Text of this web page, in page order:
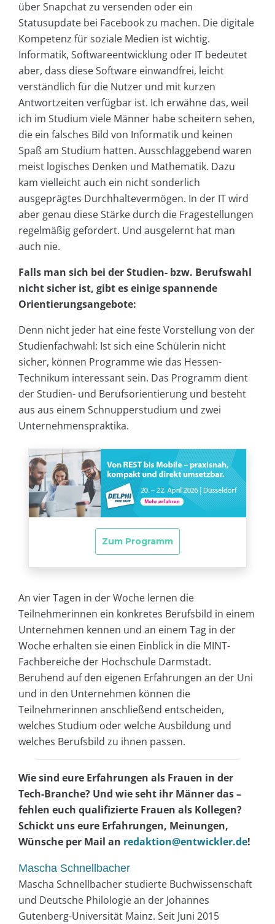
über Snapchat zu versenden oder ein
Statusupdate bei Facebook zu machen. Die digitale
Kompetenz für soziale Medien ist wichtig.
Informatik, Softwareentwicklung oder IT bedeutet
aber, dass diese Software einwandfrei, leicht
verständlich für die Nutzer und mit kurzen
Antwortzeiten verfügbar ist. Ich erwähne das, weil
ich im Studium viele Männer habe scheitern sehen,
die ein falsches Bild von Informatik und keinen
Spaß am Studium hatten. Ausschlaggebend waren
meist logisches Denken und Mathematik. Dazu
kam vielleicht auch ein nicht sonderlich
ausgeprägtes Durchhaltevermögen. In der IT wird
aber genau diese Stärke durch die Fragestellungen
regelmäßig gefordert. Und ausgelernt hat man
auch nie.
Falls man sich bei der Studien- bzw. Berufswahl
nicht sicher ist, gibt es einige spannende
Orientierungsangebote:
Denn nicht jeder hat eine feste Vorstellung von der
Studienfachwahl: Ist sich eine Schülerin nicht
sicher, können Programme wie das Hessen-
Technikum interessant sein. Das Programm dient
der Studien- und Berufsorientierung und besteht
aus aus einem Schnupperstudium und zwei
Unternehmenspraktika.
An vier Tagen in der Woche lernen die
Teilnehmerinnen ein konkretes Berufsbild in einem
Unternehmen kennen und an einem Tag in der
Woche erhalten sie einen Einblick in die MINT-
Fachbereiche der Hochschule Darmstadt.
Beruhend auf den eigenen Erfahrungen an der Uni
und in den Unternehmen können die
Teilnehmerinnen anschließend entscheiden,
welches Studium oder welche Ausbildung und
welches Berufsbild zu ihnen passen.
Wie sind eure Erfahrungen als Frauen in der
Tech-Branche? Und wie seht ihr Männer das –
fehlen euch qualifizierte Frauen als Kollegen?
Schickt uns eure Erfahrungen, Meinungen,
Wünsche per Mail an redaktion@entwickler.de!
Mascha Schnellbacher
Mascha Schnellbacher studierte Buchwissenschaft
und Deutsche Philologie an der Johannes
Gutenberg-Universität Mainz. Seit Juni 2015